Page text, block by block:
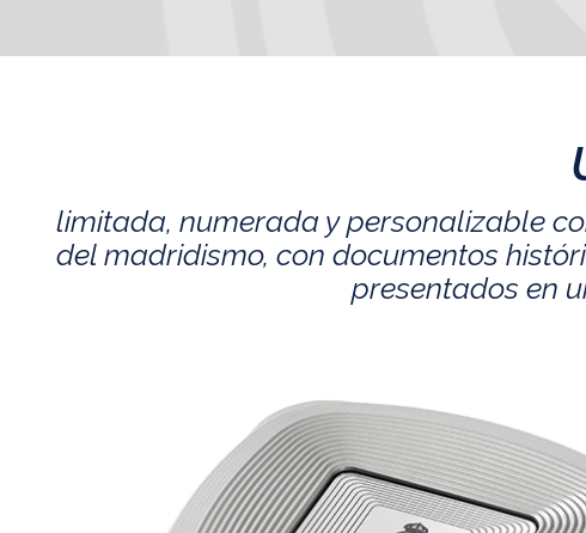
limitada, numerada y personalizable
del madridismo, con documentos
presentados en